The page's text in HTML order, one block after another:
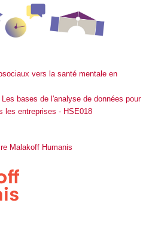
vers la santé mentale en
bases de l'analyse de données pour
les entreprises - HSE018
Malakoff Humanis